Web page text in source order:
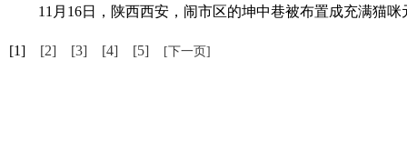
11月16日，陕西西安，闹市区的坤中巷被布置成充满猫咪
[1] [2] [3] [4] [5] [下一页]